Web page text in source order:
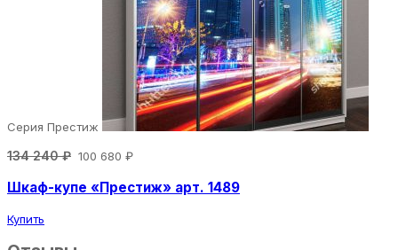
Серия Престиж
134 240 ₽ 100 680 ₽
Шкаф-купе «Престиж» арт. 1489
Купить